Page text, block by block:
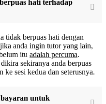
hati terhadap
tidak berpuas hati dengan
anda ingin tutor yang lain,
itu adalah percuma.
sekiranya anda berpuas
ke sesi kedua dan seterusnya.
untuk